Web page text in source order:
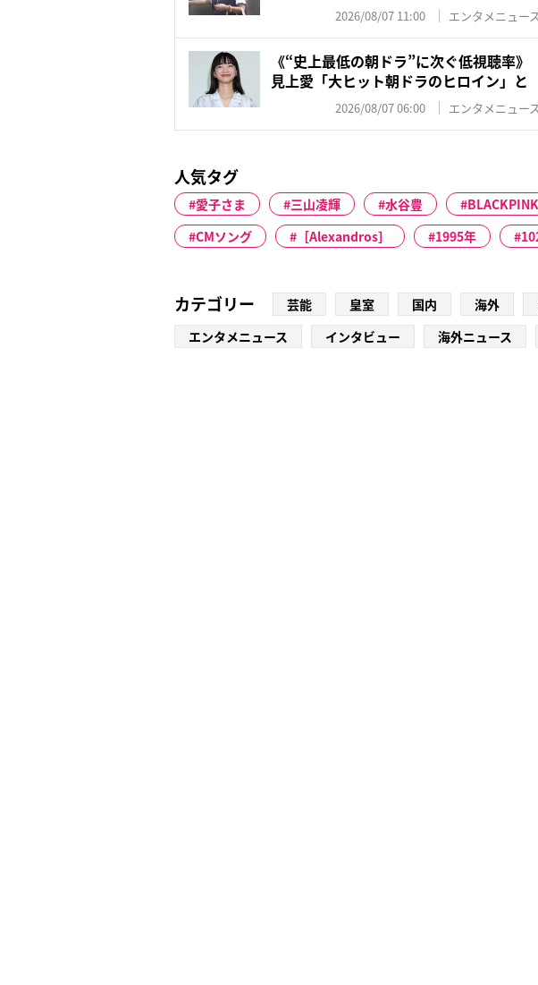
2026/08/07 11:00 エンタメニュース
《“史上最低の朝ドラ”に次ぐ低視聴率》
見上愛「大ヒット朝ドラのヒロイン」と
2026/08/07 06:00 エンタメニュース
人気タグ
愛子さま 三山凌輝 水谷豊 BLACKPINK
CMソング
［Alexandros］ 1995年
カテゴリー 芸能 皇室 国内 海外
エンタメニュース
インタビュー 海外ニュース